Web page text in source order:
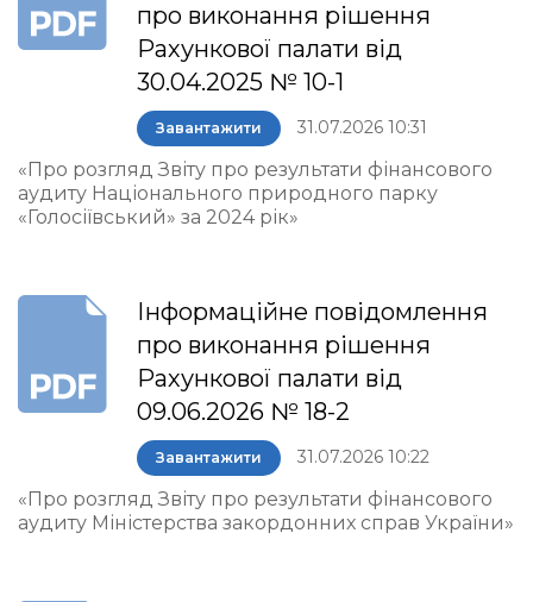
про виконання рішення
Рахункової палати від
30.04.2025 № 10-1
Завантажити 31.07.2026 10:31
«Про розгляд Звіту про результати фінансового
аудиту Національного природного парку
«Голосіївський» за 2024 рік»
Інформаційне повідомлення
про виконання рішення
Рахункової палати від
09.06.2026 № 18-2
Завантажити 31.07.2026 10:22
«Про розгляд Звіту про результати фінансового
аудиту Міністерства закордонних справ України»